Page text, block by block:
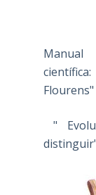
Flourens"
"